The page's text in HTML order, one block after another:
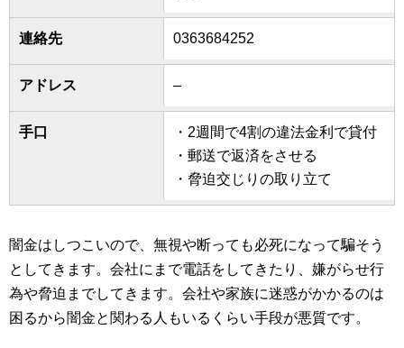
連絡先 0363684252
アドレス –
手口
・2週間で4割の違法金利で貸付
・郵送で返済をさせる
・脅迫交じりの取り立て
闇金はしつこいので、無視や断っても必死になって騙そう
としてきます。会社にまで電話をしてきたり、嫌がらせ行
為や脅迫までしてきます。会社や家族に迷惑がかかるのは
困るから闇金と関わる人もいるくらい手段が悪質です。